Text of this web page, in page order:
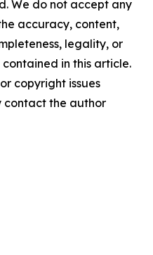
We do not accept any
accuracy, content,
legality, or
in this article.
copyright issues
contact the author